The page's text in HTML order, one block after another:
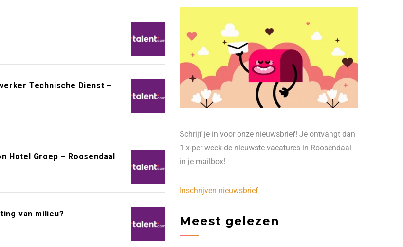
Technische Dienst –
Hotel Groep – Roosendaal
van milieu?
Schrijf je in voor onze nieuwsbrief! Je ontvangt dan
1 x per week de nieuwste vacatures in Roosendaal
in je mailbox!
Inschrijven nieuwsbrief
Meest gelezen